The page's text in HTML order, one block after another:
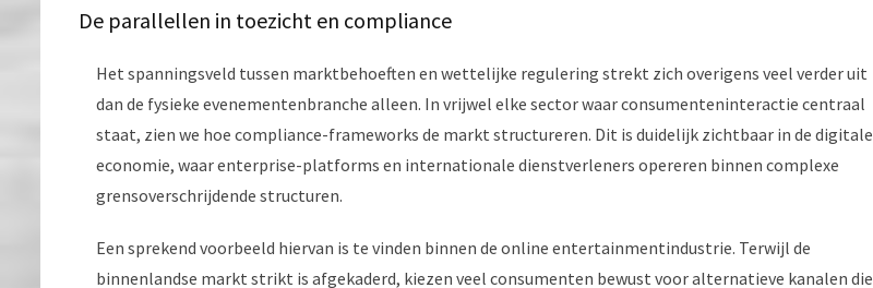
De parallellen in toezicht en compliance
Het spanningsveld tussen marktbehoeften en wettelijke regulering strekt zich overigens veel verder uit
dan de fysieke evenementenbranche alleen. In vrijwel elke sector waar consumenteninteractie centraal
staat, zien we hoe compliance-frameworks de markt structureren. Dit is duidelijk zichtbaar in de digitale
economie, waar enterprise-platforms en internationale dienstverleners opereren binnen complexe
grensoverschrijdende structuren.
Een sprekend voorbeeld hiervan is te vinden binnen de online entertainmentindustrie. Terwijl de
binnenlandse markt strikt is afgekaderd, kiezen veel consumenten bewust voor alternatieve kanalen die